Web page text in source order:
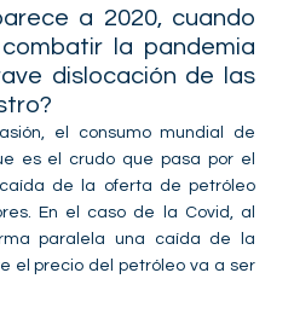
a 2020, cuando
la pandemia
dislocación de las
el consumo mundial de
es el crudo que pasa por el
de la oferta de petróleo
En el caso de la Covid, al
paralela una caída de la
el precio del petróleo va a ser